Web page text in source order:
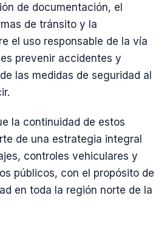
de documentación, el
de tránsito y la
el uso responsable de la vía
prevenir accidentes y
las medidas de seguridad al
la continuidad de estos
de una estrategia integral
controles vehiculares y
públicos, con el propósito de
en toda la región norte de la